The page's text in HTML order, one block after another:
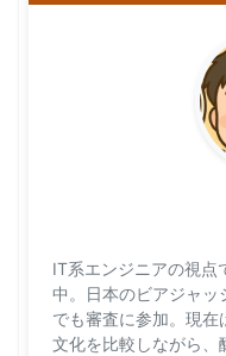
IT系エンジニアの視点
中。日本のビアジャ
でも審査に参加。現在
文化を比較しながら、